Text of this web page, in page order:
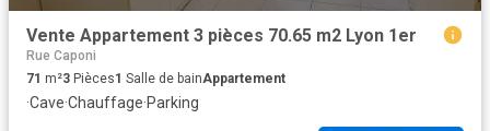
Vente Appartement 3 pièces 70.65 m2 Lyon 1er
Rue Caponi
71 m²3 Pièces1 Salle de bainAppartement
·Cave·Chauffage·Parking